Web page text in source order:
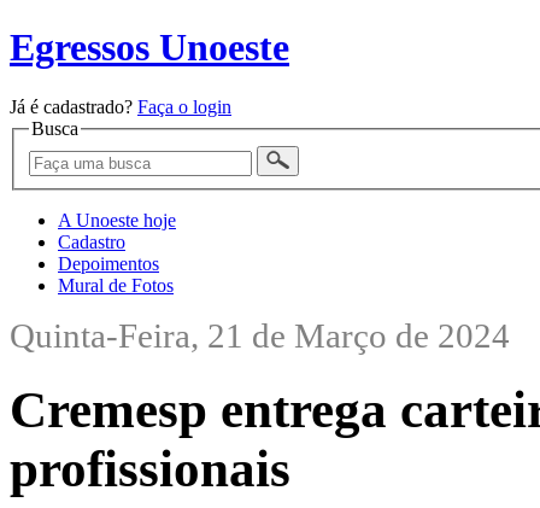
Egressos Unoeste
Já é cadastrado? Faça o login
Busca
A Unoeste hoje
Cadastro
Depoimentos
Mural de Fotos
Quinta-Feira, 21 de Março de 2024
Cremesp entrega
profissionais